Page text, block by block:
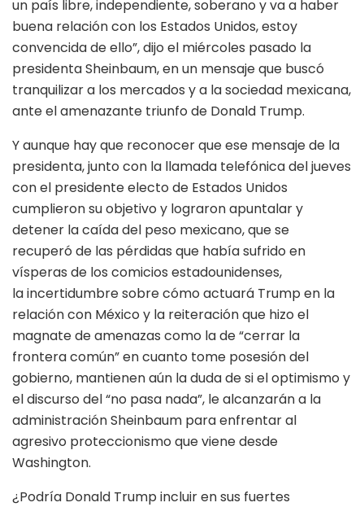
un país libre, independiente, soberano y va a haber
buena relación con los Estados Unidos, estoy
convencida de ello”, dijo el miércoles pasado la
presidenta Sheinbaum, en un mensaje que buscó
tranquilizar a los mercados y a la sociedad mexicana,
ante el amenazante triunfo de Donald Trump.
Y aunque hay que reconocer que ese mensaje de la
presidenta, junto con la llamada telefónica del jueves
con el presidente electo de Estados Unidos
cumplieron su objetivo y lograron apuntalar y
detener la caída del peso mexicano, que se
recuperó de las pérdidas que había sufrido en
vísperas de los comicios estadounidenses,
la incertidumbre sobre cómo actuará Trump en la
relación con México y la reiteración que hizo el
magnate de amenazas como la de “cerrar la
frontera común” en cuanto tome posesión del
gobierno, mantienen aún la duda de si el optimismo y
el discurso del “no pasa nada”, le alcanzarán a la
administración Sheinbaum para enfrentar al
agresivo proteccionismo que viene desde
Washington.
¿Podría Donald Trump incluir en sus fuertes